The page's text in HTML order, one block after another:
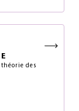
théorie des